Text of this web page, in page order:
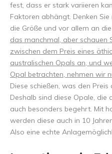
fest, dass er stark variieren
Faktoren abhängt. Denken
die Größe und vor allem an
das manchmal, aber schauen
zwischen dem Preis eines
australischen Opals an, und
Opal betrachten, nehmen wir
Diese schießen, was den
Deshalb sind diese Opale, die
auch besonders begehrt. Mit
werden diese auch in 10
Also eine echte